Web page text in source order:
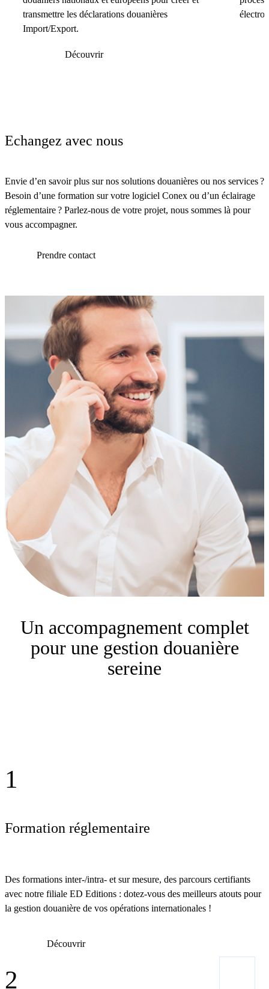
transmettre les déclarations douanières
Import/Export.
Découvrir
Echangez avec nous
Envie d’en savoir plus sur nos solutions douanières ou nos services ?
Besoin d’une formation sur votre logiciel Conex ou d’un éclairage
réglementaire ? Parlez-nous de votre projet, nous sommes là pour
vous accompagner.
Prendre contact
Un accompagnement complet
pour une gestion douanière
sereine
1
Formation réglementaire
Des formations inter-/intra- et sur mesure, des parcours certifiants
avec notre filiale ED Editions : dotez-vous des meilleurs atouts pour
la gestion douanière de vos opérations internationales !
Découvrir
2